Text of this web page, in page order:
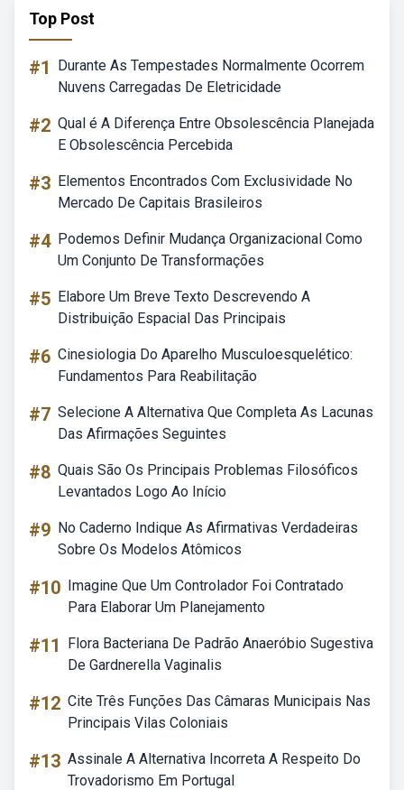
Top Post
#1
Durante As Tempestades Normalmente Ocorrem
Nuvens Carregadas De Eletricidade
#2 Qual é A Diferença Entre Obsolescência Planejada
E Obsolescência Percebida
#3 Elementos Encontrados Com Exclusividade No
Mercado De Capitais Brasileiros
#4 Podemos Definir Mudança Organizacional Como
Um Conjunto De Transformações
#5 Elabore Um Breve Texto Descrevendo A
Distribuição Espacial Das Principais
#6 Cinesiologia Do Aparelho Musculoesquelético:
Fundamentos Para Reabilitação
#7 Selecione A Alternativa Que Completa As Lacunas
Das Afirmações Seguintes
#8 Quais São Os Principais Problemas Filosóficos
Levantados Logo Ao Início
#9 No Caderno Indique As Afirmativas Verdadeiras
Sobre Os Modelos Atômicos
#10 Imagine Que Um Controlador Foi Contratado
Para Elaborar Um Planejamento
#11
Flora Bacteriana De Padrão Anaeróbio Sugestiva
De Gardnerella Vaginalis
#12 Cite Três Funções Das Câmaras Municipais Nas
Principais Vilas Coloniais
#13 Assinale A Alternativa Incorreta A Respeito Do
Trovadorismo Em Portugal